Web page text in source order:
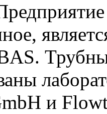
и